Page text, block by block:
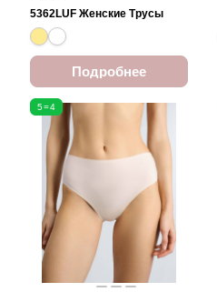
5362LUF Женские Трусы
Подробнее
5=4